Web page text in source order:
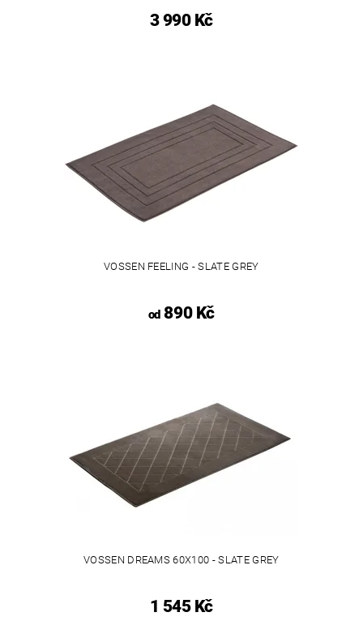
3 990 Kč
VOSSEN FEELING - SLATE GREY
od890 Kč
VOSSEN DREAMS 60X100 - SLATE GREY
1 545 Kč